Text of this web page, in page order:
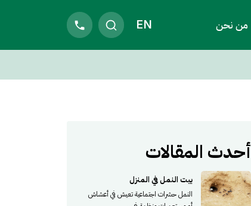
من نحن EN
أحدث المقالات
بيت النمل في المنزل
النمل حشرات اجتماعية تعيش في أعشاش